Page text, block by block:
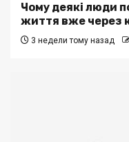
Чому деякі люди
життя вже через
3 недели тому назад